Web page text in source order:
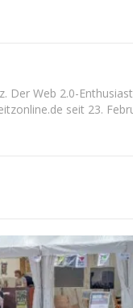
Der Web 2.0-
seit 23.